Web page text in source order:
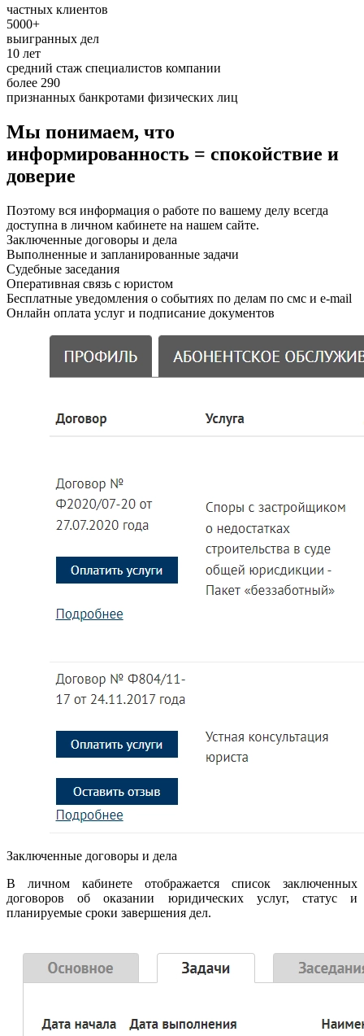
частных клиентов
5000+
выигранных дел
10 лет
средний стаж специалистов компании
более 290
признанных банкротами физических лиц
Мы понимаем, что
информированность = спокойствие и
доверие
Поэтому вся информация о работе по вашему делу всегда
доступна в личном кабинете на нашем сайте.
Заключенные договоры и дела
Выполненные и запланированные задачи
Судебные заседания
Оперативная связь с юристом
Бесплатные уведомления о событиях по делам по смс и e-mail
Онлайн оплата услуг и подписание документов
Заключенные договоры и дела
В личном кабинете отображается список заключенных
договоров об оказании юридических услуг, статус и
планируемые сроки завершения дел.